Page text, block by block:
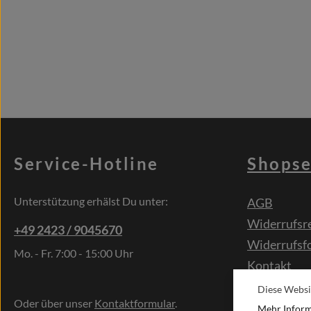
Service-Hotline
Unterstützung erhälst Du unter:
+49 2423 / 9045670
Mo. - Fr. 7:00 - 15:00 Uhr
Oder über unser Kontaktformular.
AGB
Kontakt
Diese
Mehr